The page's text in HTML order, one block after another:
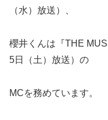
（水）放送）、
櫻井くんは『THE
5日（土）放送）の
MCを務めています。